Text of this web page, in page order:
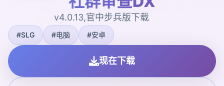
v4.0.13,官中步兵版下载
#SLG #电脑 #安卓
现在下载